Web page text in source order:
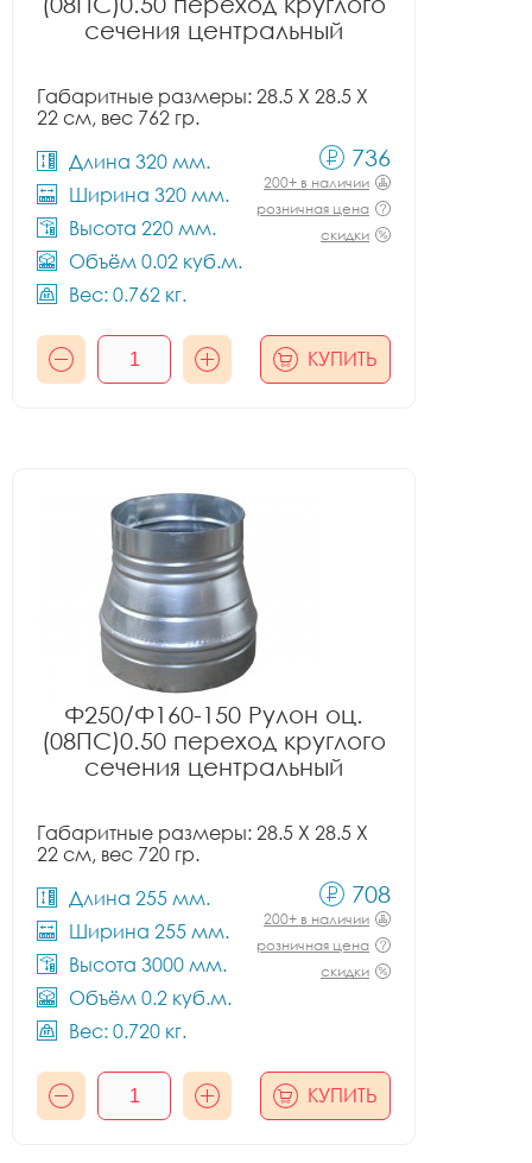
сечения центральный
Габаритные размеры: 28.5 X 28.5 X
22 см, вес 762 гр.
Длина 320 мм.
Ширина 320 мм.
Высота 220 мм.
Объём 0.02 куб.м.
Вес: 0.762 кг.
736
200+ в наличии
розничная цена
скидки
КУПИТЬ
Ф250/Ф160-150 Рулон оц.
(08ПС)0.50 переход круглого
сечения центральный
Габаритные размеры: 28.5 X 28.5 X
22 см, вес 720 гр.
Длина 255 мм.
Ширина 255 мм.
Высота 3000 мм.
Объём 0.2 куб.м.
Вес: 0.720 кг.
708
200+ в наличии
розничная цена
скидки
КУПИТЬ